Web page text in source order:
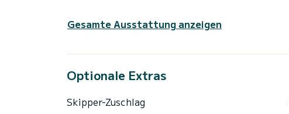
Gesamte Ausstattung anzeigen
Optionale Extras
Skipper-Zuschlag